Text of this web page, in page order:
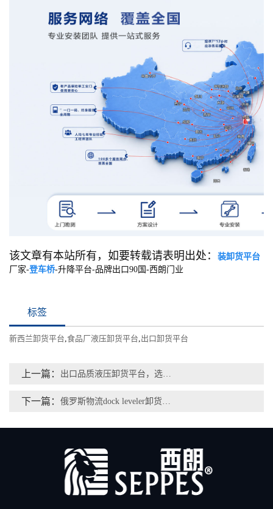
该文章有本站所有，如要转载请表明出处：
装卸货平台
厂家-登车桥-升降平台-品牌出口90国-西朗门业
标签
新西兰卸货平台,食品厂液压卸货平台,出口卸货平台
上一篇： 出口品质液压卸货平台，选西朗门业！90多国项目验证国产靠谱品牌
下一篇： 俄罗斯物流dock leveler卸货平台搭配提升门联动配套，选西朗门业更省心